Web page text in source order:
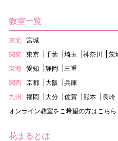
教室一覧
東北
宮城
関東
東京 千葉 埼玉 神奈川 茨
東海
愛知 静岡
三重
関西
京都 大阪
兵庫
九州
福岡 大分 佐賀 熊本
長崎
オンライン教室をご希望の方はこちら
花まるとは